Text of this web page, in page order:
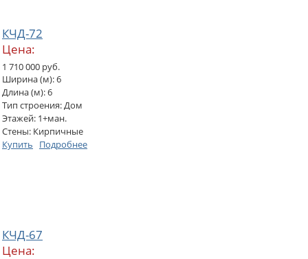
КЧД-72
Цена:
1 710 000 руб.
Ширина (м): 6
Длина (м): 6
Тип строения: Дом
Этажей: 1+ман.
Стены: Кирпичные
Купить
Подробнее
КЧД-67
Цена: